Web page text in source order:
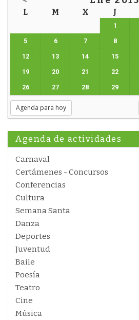
L M X J
1
5 6 7 8
12 13 14 15
19 20 21 22
26 27 28 29
Agenda para hoy
Agenda de actividades
Carnaval
Certámenes - Concursos
Conferencias
Cultura
Semana Santa
Danza
Deportes
Juventud
Baile
Poesía
Teatro
Cine
Música